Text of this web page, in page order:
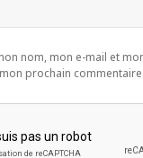
nom, mon e-mail et
prochain commentaire.